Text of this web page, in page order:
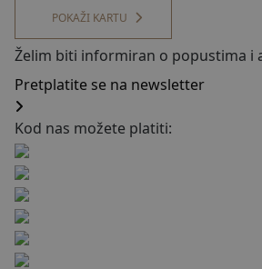
POKAŽI KARTU
Želim biti informiran o popustima i
Pretplatite se na newsletter
Kod nas možete platiti: